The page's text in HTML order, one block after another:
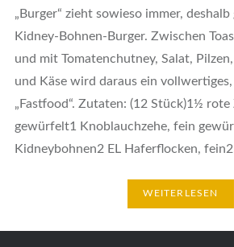
„Burger“ zieht sowieso immer, deshalb
Kidney-Bohnen-Burger. Zwischen
und mit Tomatenchutney, Salat,
und Käse wird daraus ein
„Fastfood“. Zutaten: (12 Stück)1½
gewürfelt1 Knoblauchzehe, fein
Kidneybohnen2 EL Haferflocken,
WEITERLESEN